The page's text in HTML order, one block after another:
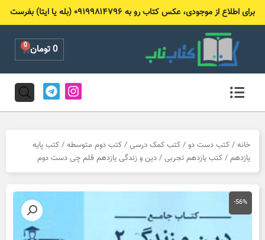
برای اطلاع از موجودی، عکس کتاب رو به ۰۹۱۹۹۸۱۴۷۹۶ (بله یا ایتا) بفرست
0تومان 0
Cart
I
n
s
g
r
a
T
e
l
r
a
m
خانه / کتب دست دو / کتب کمک درسی / کتب دوم متوسطه / کتب پایه
یازدهم / کتب یازدهم تجربی / دین و زندگی یازدهم قلم چی دست دوم
-56%